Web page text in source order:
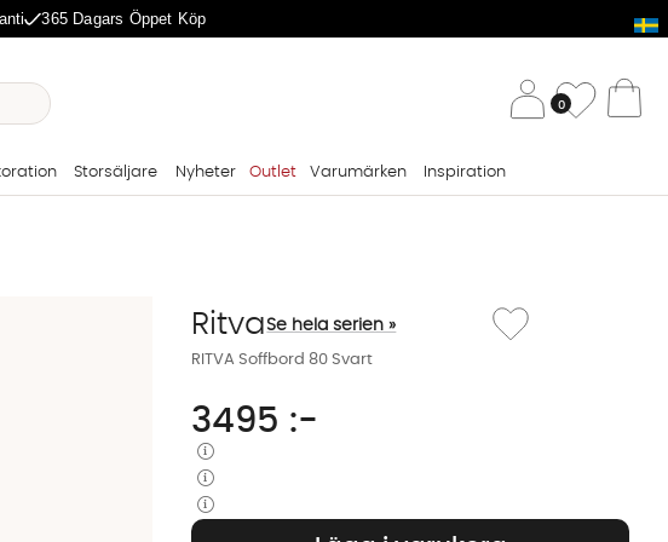
365 Dagars Öppet Köp
0
Storsäljare Nyheter Outlet Varumärken Inspiration
RITVA Soffbord 80 Svart
RitvaSe hela serien »
Lägg till i önskelista:
3495 :-